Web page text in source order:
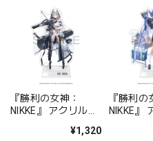
『勝利の女神：
NIKKE』 アクリルス
¥1,320
『勝利の
NIKKE』
ォーチ